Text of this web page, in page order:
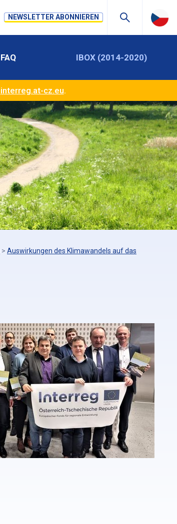
NEWSLETTER ABONNIEREN
FAQ IBOX (2014-2020)
interreg.at-cz.eu.
> Auswirkungen des Klimawandels auf das